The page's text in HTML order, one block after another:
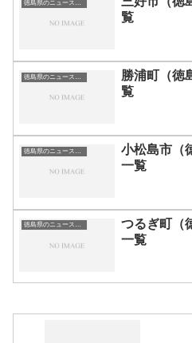
覧
勝浦町（徳
覧
小松島市（
一覧
徳島県のニュース一覧
つるぎ町（
一覧